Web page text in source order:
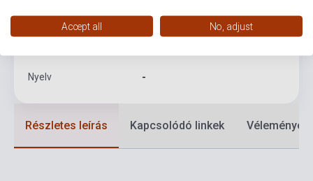
Kiadási év
Nyelv -
Részletes leírás Kapcsolódó linkek Vélemények
Accept all No, adjust